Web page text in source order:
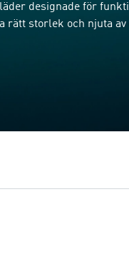
designade för
rätt storlek och njuta